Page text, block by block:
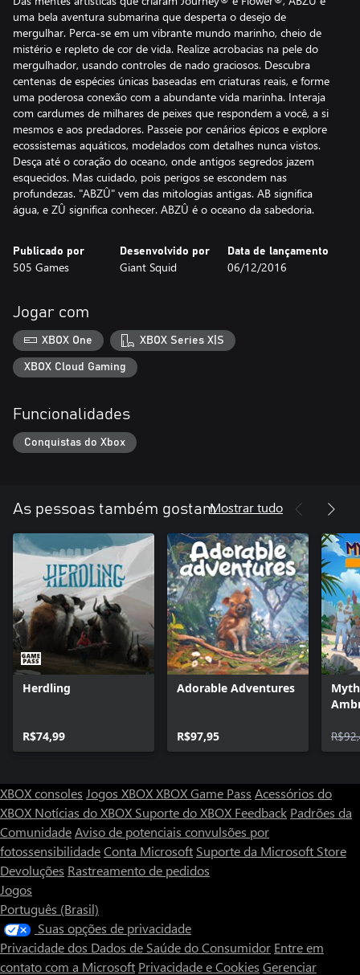
uma bela aventura submarina que desperta o desejo de
mergulhar. Perca-se em um vibrante mundo marinho, cheio de
mistério e repleto de cor de vida. Realize acrobacias na pele do
mergulhador, usando controles de nado graciosos. Descubra
centenas de espécies únicas baseadas em criaturas reais, e forme
uma poderosa conexão com a abundante vida marinha. Interaja
com cardumes de milhares de peixes que respondem a você, a si
mesmos e aos predadores. Passeie por cenários épicos e explore
ecossistemas aquáticos, modelados com detalhes nunca vistos.
Desça até o coração do oceano, onde antigos segredos jazem
esquecidos. Mas cuidado, pois perigos se escondem nas
profundezas. "ABZÛ" vem das mitologias antigas. AB significa
água, e ZÛ significa conhecer. ABZÛ é o oceano da sabedoria.
Publicado por
505 Games
Desenvolvido por
Giant Squid
Data de lançamento
06/12/2016
Jogar com
XBOX One XBOX Series X|S
XBOX Cloud Gaming
Funcionalidades
Conquistas do Xbox
As pessoas também gostamMostrar tudo
Herdling
R$74,99
Adorable Adventures
R$97,95
XBOX consoles Jogos XBOXXBOX Game Pass Acessórios do
XBOX Notícias do XBOX Suporte do XBOX Feedback Padrões da
ComunidadeAviso de potenciais convulsões por
fotossensibilidadeConta Microsoft Suporte da Microsoft Store
Devoluções Rastreamento de pedidos
Jogos
Português (Brasil)
Suas opções de privacidade
Privacidade dos Dados de Saúde do Consumidor Entre em
contato com a Microsoft Privacidade e Cookies Gerenciar